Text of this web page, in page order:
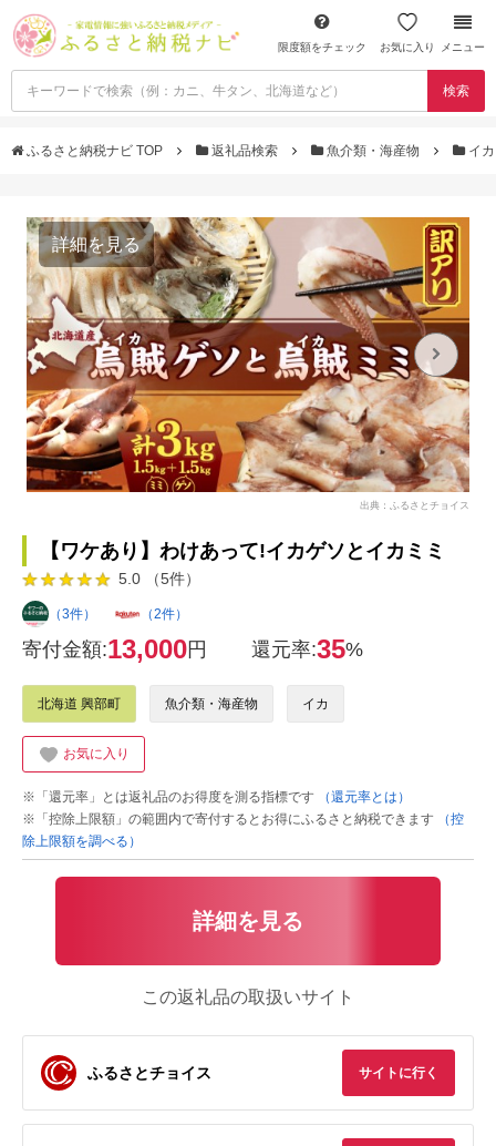
限度額をチェック お気に入り メニュー
検索
ふるさと納税ナビ TOP 返礼品検索 魚介類・海産物 イ
詳細を見る
出典：ふるさとチョイス
【ワケあり】わけあって!イカゲソとイカミミ
5.0 （5件）
（3件） （2件）
寄付金額:13,000円 還元率:35%
北海道 興部町 魚介類・海産物 イカ
お気に入り
※「還元率」とは返礼品のお得度を測る指標です
（還元率とは）
※「控除上限額」の範囲内で寄付するとお得にふるさと納税できます
（控
除上限額を調べる）
詳細を見る
この返礼品の取扱いサイト
ふるさとチョイス サイトに行く